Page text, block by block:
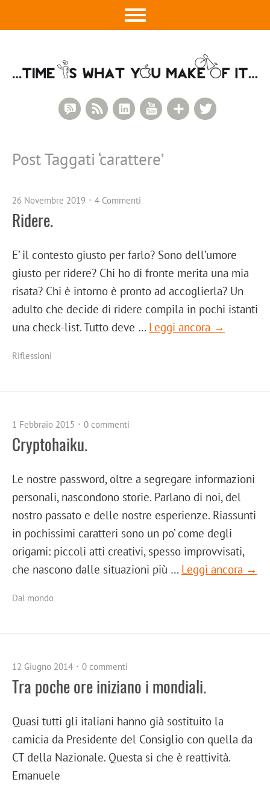
Google+
YouTube
LinkedIn
RSS Feed
RSS Comments
Post Taggati ‘carattere’
26 Novembre 2019 4 Commenti
Ridere.
E’ il contesto giusto per farlo? Sono dell’umore
giusto per ridere? Chi ho di fronte merita una mia
risata? Chi è intorno è pronto ad accoglierla? Un
adulto che decide di ridere compila in pochi istanti
una check-list. Tutto deve … Leggi ancora →
Riflessioni
1 Febbraio 2015 0 commenti
Cryptohaiku.
Le nostre password, oltre a segregare informazioni
personali, nascondono storie. Parlano di noi, del
nostro passato e delle nostre esperienze. Riassunti
in pochissimi caratteri sono un po’ come degli
origami: piccoli atti creativi, spesso improvvisati,
che nascono dalle situazioni più … Leggi ancora →
Dal mondo
12 Giugno 2014 0 commenti
Tra poche ore iniziano i mondiali.
Quasi tutti gli italiani hanno già sostituito la
camicia da Presidente del Consiglio con quella da
CT della Nazionale. Questa si che è reattività.
Emanuele